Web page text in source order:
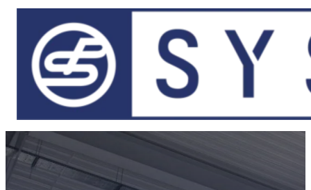
Vai al contenuto principaleVai al piè di pagina